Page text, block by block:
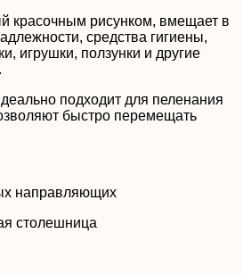
красочным рисунком, вмещает в
средства гигиены,
игрушки, ползунки и другие
подходит для пеленания
быстро перемещать
направляющих
столешница